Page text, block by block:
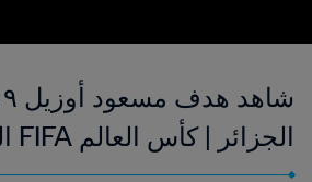
الجزائر | كأس العالم FIFA البرازيل ٢٠١٤